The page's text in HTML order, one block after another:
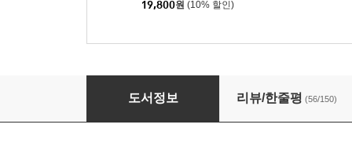
19,800원 (10% 할인)
제로 투 원 (10주년 기념판)
도서정보 리뷰/한줄평 (56/150)